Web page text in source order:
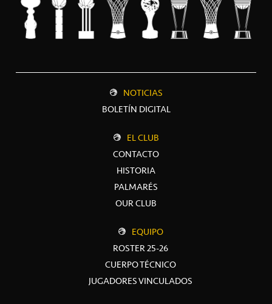
NOTICIAS
BOLETÍN DIGITAL
EL CLUB
CONTACTO
HISTORIA
PALMARÉS
OUR CLUB
EQUIPO
ROSTER 25-26
CUERPO TÉCNICO
JUGADORES VINCULADOS